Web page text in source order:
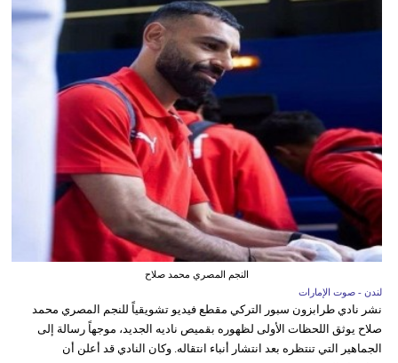
النجم المصري محمد صلاح
لندن - صوت الإمارات
نشر نادي طرابزون سبور التركي مقطع فيديو تشويقياً للنجم المصري محمد
صلاح يوثق اللحظات الأولى لظهوره بقميص ناديه الجديد، موجهاً رسالة إلى
الجماهير التي تنتظره بعد انتشار أنباء انتقاله. وكان النادي قد أعلن أن